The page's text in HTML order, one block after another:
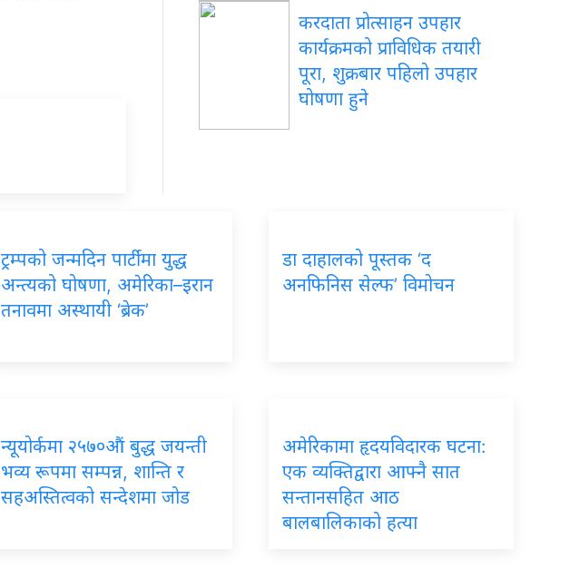
करदाता प्रोत्साहन उपहार
कार्यक्रमको प्राविधिक तयारी
पूरा, शुक्रबार पहिलो उपहार
घोषणा हुने
ट्रम्पको जन्मदिन पार्टीमा युद्ध
अन्त्यको घोषणा, अमेरिका–इरान
तनावमा अस्थायी ‘ब्रेक’
डा दाहालको पूस्तक ‘द
अनफिनिस सेल्फ’ विमोचन
न्यूयोर्कमा २५७०औं बुद्ध जयन्ती
भव्य रूपमा सम्पन्न, शान्ति र
सहअस्तित्वको सन्देशमा जोड
अमेरिकामा हृदयविदारक घटना:
एक व्यक्तिद्वारा आफ्नै सात
सन्तानसहित आठ
बालबालिकाको हत्या